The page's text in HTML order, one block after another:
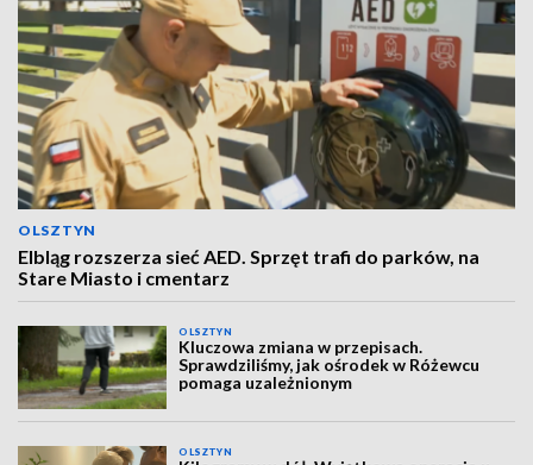
OLSZTYN
Elbląg rozszerza sieć AED. Sprzęt trafi do parków, na
Stare Miasto i cmentarz
OLSZTYN
Kluczowa zmiana w przepisach.
Sprawdziliśmy, jak ośrodek w Różewcu
pomaga uzależnionym
OLSZTYN